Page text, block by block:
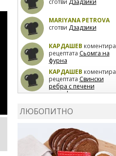
сготви Дзадзики
MARIYANA PETROVA
сготви Дзадзики
КАРДАШЕВ коментира
рецептата Сьомга на
фурна
КАРДАШЕВ коментира
рецептата Свински
ребра с печени
картофи
лимон
коментира рецептата
Киноа със зеленчуци
ЛЮБОПИТНО